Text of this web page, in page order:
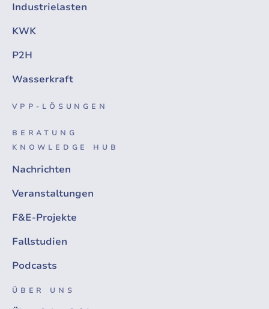
Industrielasten
KWK
P2H
Wasserkraft
VPP-LÖSUNGEN
BERATUNG
KNOWLEDGE HUB
Nachrichten
Veranstaltungen
F&E-Projekte
Fallstudien
Podcasts
ÜBER UNS